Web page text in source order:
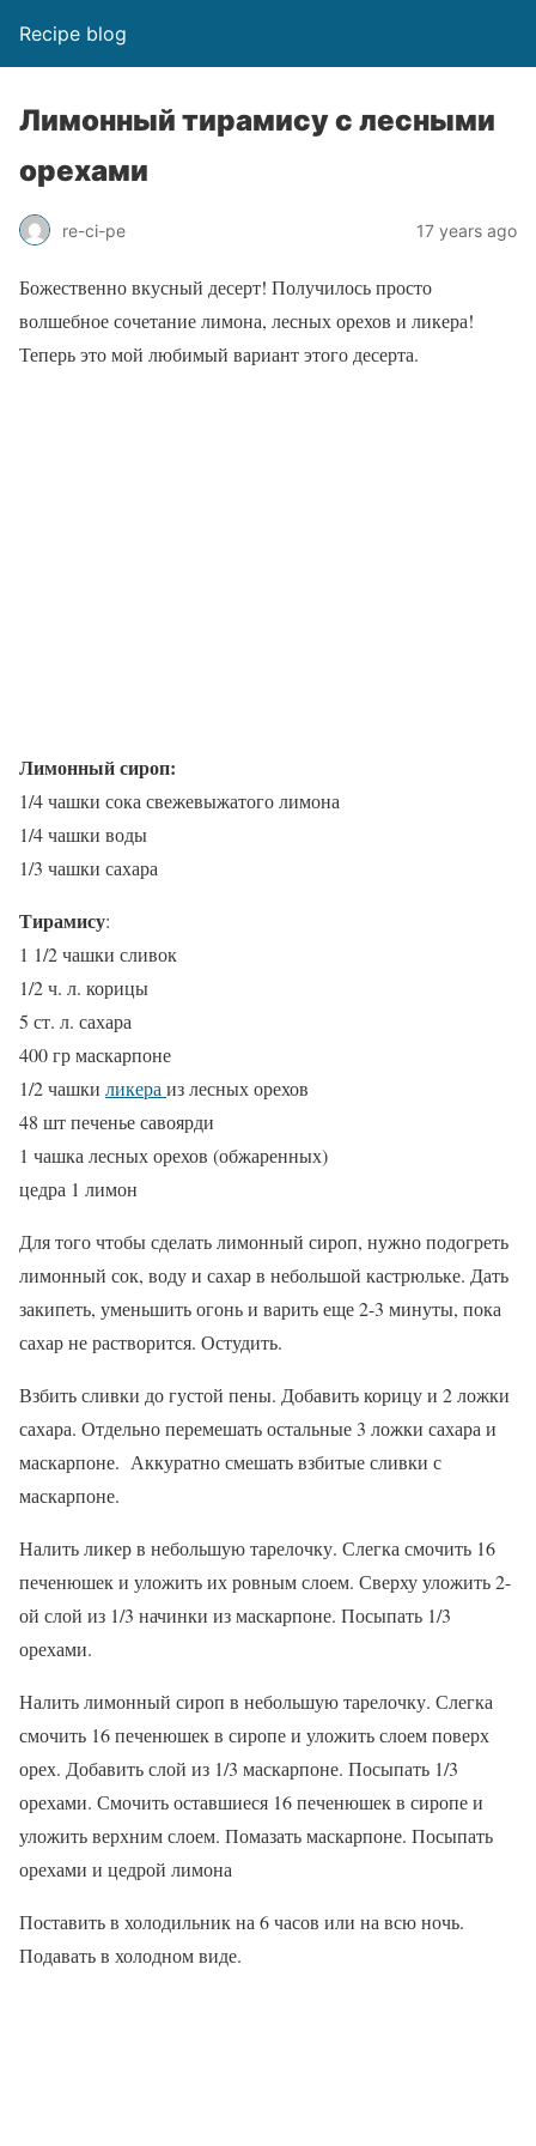
Recipe blog
Лимонный тирамису с лесными
орехами
re-ci-pe 17 years ago
Божественно вкусный десерт! Получилось просто
волшебное сочетание лимона, лесных орехов и ликера!
Теперь это мой любимый вариант этого десерта.
Лимонный сироп:
1/4 чашки сока свежевыжатого лимона
1/4 чашки воды
1/3 чашки сахара
Тирамису:
1 1/2 чашки сливок
1/2 ч. л. корицы
5 ст. л. сахара
400 гр маскарпоне
1/2 чашки ликераиз лесных орехов
48 шт печенье савоярди
1 чашка лесных орехов (обжаренных)
цедра 1 лимон
Для того чтобы сделать лимонный сироп, нужно подогреть
лимонный сок, воду и сахар в небольшой кастрюльке. Дать
закипеть, уменьшить огонь и варить еще 2-3 минуты, пока
сахар не растворится. Остудить.
Взбить сливки до густой пены. Добавить корицу и 2 ложки
сахара. Отдельно перемешать остальные 3 ложки сахара и
маскарпоне. Аккуратно смешать взбитые сливки с
маскарпоне.
Налить ликер в небольшую тарелочку. Слегка смочить 16
печенюшек и уложить их ровным слоем. Сверху уложить 2-
ой слой из 1/3 начинки из маскарпоне. Посыпать 1/3
орехами.
Налить лимонный сироп в небольшую тарелочку. Слегка
смочить 16 печенюшек в сиропе и уложить слоем поверх
орех. Добавить слой из 1/3 маскарпоне. Посыпать 1/3
орехами. Смочить оставшиеся 16 печенюшек в сиропе и
уложить верхним слоем. Помазать маскарпоне. Посыпать
орехами и цедрой лимона
Поставить в холодильник на 6 часов или на всю ночь.
Подавать в холодном виде.